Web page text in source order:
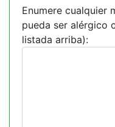
Enumere cualquier
pueda ser alérgico
listada arriba):